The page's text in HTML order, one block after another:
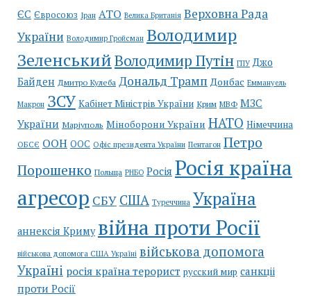
ЄС Євросоюз Іран АТО Велика Британія Верховна Рада
України Володимир Гройсман Володимир
ЗеленськийВолодимир Путін ГПУ Джо
Байден Дмитро Кулеба Дональд Трамп Донбас Еммануель
Макрон ЗСУ Кабінет Міністрів України Крим МВФ МЗС
України Маріуполь Міноборони України НАТО Німеччина
ОБСЄ ООН ООС Офіс президента України Пентагон Петро
Порошенко Польща РНБО Росія Росія країна
агресор СБУ США Туреччина Україна
аннексія Криму війна проти Росії
військова допомога США Україні військова допомога
Україні росія країна терорист русский мир санкціі
проти Росії